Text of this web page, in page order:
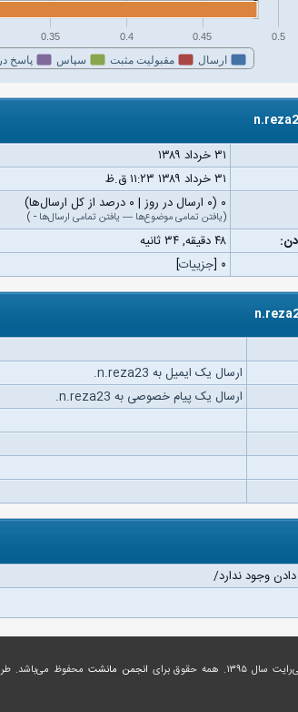
ارسال مقبولیت مثبت سپاس پاسخ
0.35 0.4 0.45 0.5
۳۱ خرداد ۱۳۸۹
۳۱ خرداد ۱۳۸۹ ۱۱:۲۳ ق.ظ
۰ (۰ ارسال در روز | ۰ درصد از کل ارسال‌ها)
(یافتن تمامی موضوع‌ها — یافتن تمامی ارسال‌ها -
)
۴۸ دقیقه, ۳۴ ثانیه
۰ [جزییات]
ارسال یک ایمیل به n.reza23.
ارسال یک پیام خصوصی به n.reza23.
وجود ندارد/
انجمن مانشت محفوظ می‌باشد.